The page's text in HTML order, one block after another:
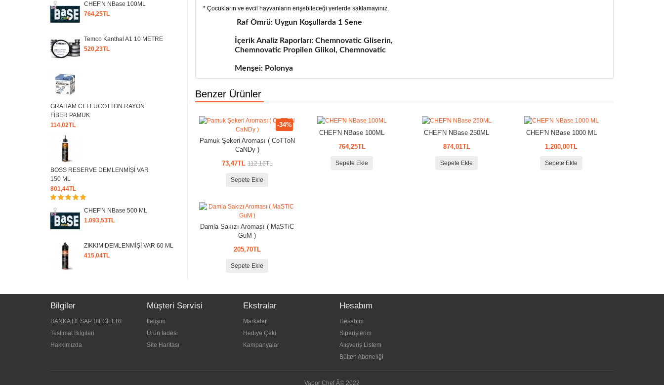
CHEF'N NBase 100ML
764,25TL
Temco Kanthal A1 10 METRE
520,23TL
GRAHAM CELLUCOTTON RAYON
FİBER PAMUK
114,02TL
BOSS RESERVE DEMLENMİŞİ VAR
150 ML
801,44TL
CHEF'N NBase 500 ML
1.093,53TL
ZIKKIM DEMLENMİŞİ VAR 60 ML
415,04TL
* Çocukların ve evcil hayvanların erişebileceği yerlerde saklamayınız.
Raf Ömrü: Uygun Koşullarda 1 Sene
İçerik Analiz Raporları: Chemnovatic Gliserin,
Chemnovatic Propilen Glikol, Chemnovatic
Menşei: Polonya
Benzer Ürünler
Pamuk Şekeri Aroması ( CoTToN
CaNDy )
73,47TL 112,16TL
-34%
Sepete Ekle
CHEF'N NBase 100ML
764,25TL
Sepete Ekle
CHEF'N NBase 250ML
874,01TL
Sepete Ekle
CHEF'N NBase 1000 ML
1.200,00TL
Sepete Ekle
Damla Sakızı Aroması ( MaSTiC
GuM )
205,70TL
Sepete Ekle
Bilgiler
BANKA HESAP BİLGİLERİ
Teslimat Bilgileri
Hakkımızda
Müşteri Servisi
İletişim
Ürün İadesi
Site Haritası
Ekstralar
Markalar
Hediye Çeki
Kampanyalar
Hesabım
Hesabım
Siparişlerim
Alışveriş Listem
Bülten Aboneliği
Vapor Chef Â© 2022